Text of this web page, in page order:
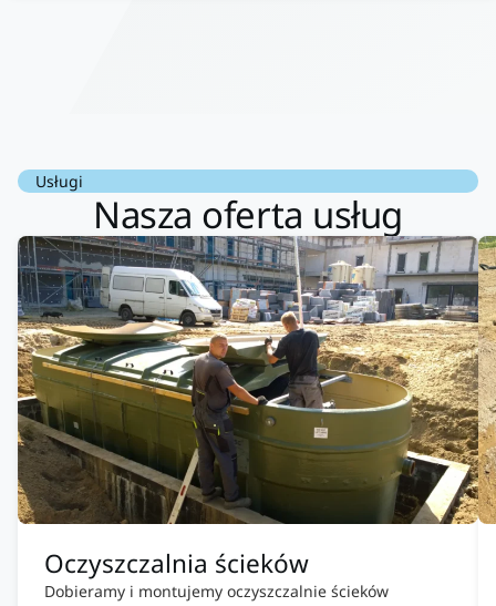
Usługi
Nasza oferta usług
Oczyszczalnia ścieków
Dobieramy i montujemy oczyszczalnie ścieków